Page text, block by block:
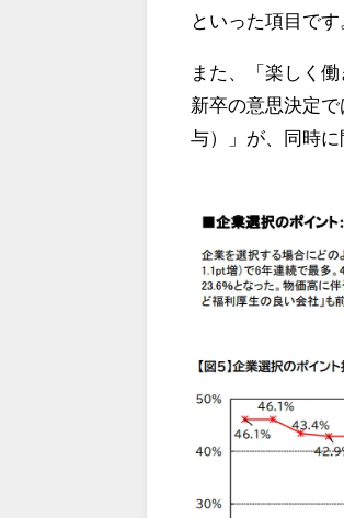
といった項目です
また、「楽しく
新卒の意思決定
与）」が、同時に